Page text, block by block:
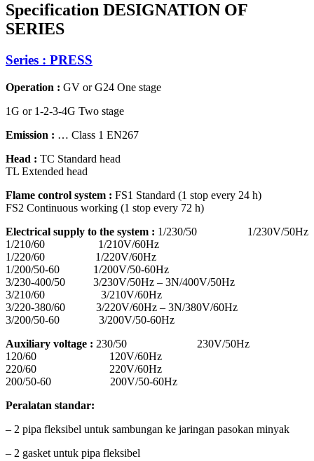
Specification DESIGNATION OF
SERIES
Series : PRESS
Operation : GV or G24 One stage
1G or 1-2-3-4G Two stage
Emission : … Class 1 EN267
Head : TC Standard head
TL Extended head
Flame control system : FS1 Standard (1 stop every 24 h)
FS2 Continuous working (1 stop every 72 h)
Electrical supply to the system : 1/230/50 1/230V/50Hz
1/210/60 1/210V/60Hz
1/220/60 1/220V/60Hz
1/200/50-60 1/200V/50-60Hz
3/230-400/50 3/230V/50Hz – 3N/400V/50Hz
3/210/60 3/210V/60Hz
3/220-380/60 3/220V/60Hz – 3N/380V/60Hz
3/200/50-60 3/200V/50-60Hz
Auxiliary voltage : 230/50 230V/50Hz
120/60 120V/60Hz
220/60 220V/60Hz
200/50-60 200V/50-60Hz
Peralatan standar:
– 2 pipa fleksibel untuk sambungan ke jaringan pasokan minyak
– 2 gasket untuk pipa fleksibel